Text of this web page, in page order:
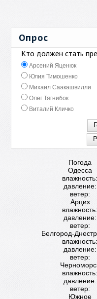
Опрос
Кто должен стать
Арсений Яценюк
Юлия Тимошенко
Михаил Саакашвилли
Олег Тягнибок
Виталий Кличко
Погода
Одесса
влажность:
давление:
ветер:
Арциз
влажность:
давление:
ветер:
Белгород-
влажность:
давление:
ветер:
влажность:
давление:
ветер:
Южное